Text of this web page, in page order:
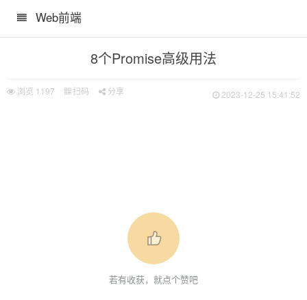
Web前端
8个Promise高级用法
浏览 1197 扫码 分享 2023-12-25 15:41:52
若有收获，就点个赞吧